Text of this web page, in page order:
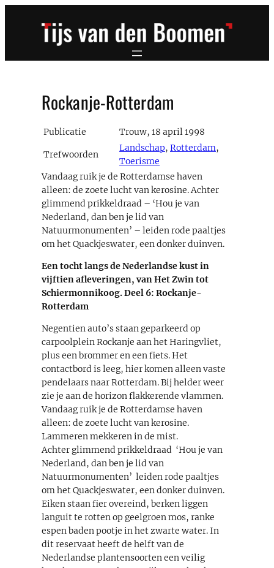
Rockanje-Rotterdam
Publicatie Trouw, 18 april 1998
Trefwoorden
Landschap, Rotterdam,
Toerisme
Vandaag ruik je de Rotterdamse haven
alleen: de zoete lucht van kerosine. Achter
glimmend prikkeldraad – ‘Hou je van
Nederland, dan ben je lid van
Natuurmonumenten’ – leiden rode paaltjes
om het Quackjeswater, een donker duinven.
Een tocht langs de Nederlandse kust in
vijftien afleveringen, van Het Zwin tot
Schiermonnikoog. Deel 6: Rockanje-
Rotterdam
Negentien auto’s staan geparkeerd op
carpoolplein Rockanje aan het Haringvliet,
plus een brommer en een fiets. Het
contactbord is leeg, hier komen alleen vaste
pendelaars naar Rotterdam. Bij helder weer
zie je aan de horizon flakkerende vlammen.
Vandaag ruik je de Rotterdamse haven
alleen: de zoete lucht van kerosine.
Lammeren mekkeren in de mist.
Achter glimmend prikkeldraad ­ ‘Hou je van
Nederland, dan ben je lid van
Natuurmonumenten’ ­ leiden rode paaltjes
om het Quackjeswater, een donker duinven.
Eiken staan fier overeind, berken liggen
languit te rotten op geelgroen mos, ranke
espen baden pootje in het zwarte water. In
dit reservaat heeft de helft van de
Nederlandse plantensoorten een veilig